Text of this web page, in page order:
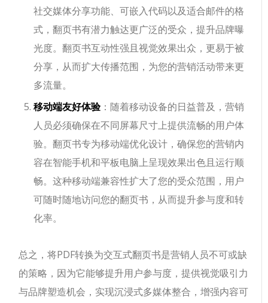
社交媒体分享功能、可嵌入代码以及适合邮件的格
式，翻页书有潜力触达更广泛的受众，提升品牌曝
光度。翻页书互动性强且视觉效果出众，更易于被
分享，从而扩大传播范围，为您的营销活动带来更
多流量。
移动端友好体验：随着移动设备的日益普及，营销
人员必须确保在不同屏幕尺寸上提供流畅的用户体
验。翻页书专为移动端优化设计，确保您的营销内
容在智能手机和平板电脑上呈现效果出色且运行顺
畅。这种移动端兼容性扩大了您的受众范围，用户
可随时随地访问您的翻页书，从而提升参与度和转
化率。
总之，将PDF转换为交互式翻页书是营销人员不可或缺
的策略，因为它能够提升用户参与度，提供视觉吸引力
与品牌塑造机会，实现沉浸式多媒体整合，增强内容可